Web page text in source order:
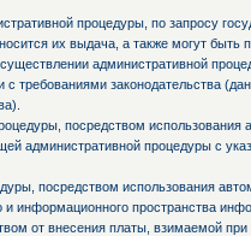
процедуры, по запросу
их выдача, а также могут быть
административной
законодательства
посредством
административной процедуры с
посредством использования
информационного пространства
от внесения платы, взимаемой